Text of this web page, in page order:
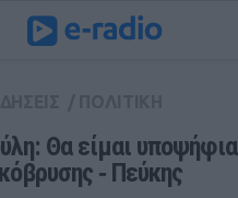
Θα είμαι υποψήφια
‑ Πεύκης